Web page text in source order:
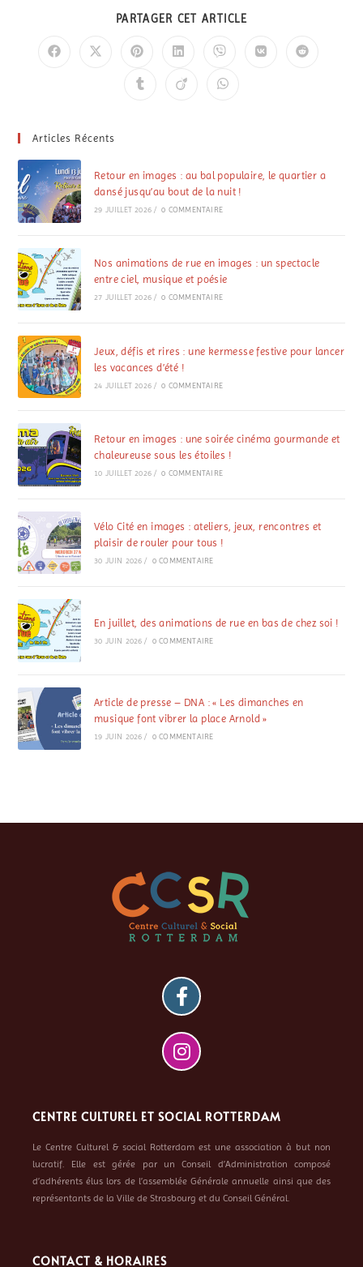
PARTAGER CET ARTICLE
Articles Récents
Retour en images : au bal populaire, le quartier a
dansé jusqu’au bout de la nuit !
29 JUILLET 2026 / 0 COMMENTAIRE
Nos animations de rue en images : un spectacle
entre ciel, musique et poésie
27 JUILLET 2026 / 0 COMMENTAIRE
Jeux, défis et rires : une kermesse festive pour lancer
les vacances d’été !
24 JUILLET 2026 / 0 COMMENTAIRE
Retour en images : une soirée cinéma gourmande et
chaleureuse sous les étoiles !
10 JUILLET 2026 / 0 COMMENTAIRE
Vélo Cité en images : ateliers, jeux, rencontres et
plaisir de rouler pour tous !
30 JUIN 2026 / 0 COMMENTAIRE
En juillet, des animations de rue en bas de chez soi !
30 JUIN 2026 / 0 COMMENTAIRE
Article de presse – DNA : « Les dimanches en
musique font vibrer la place Arnold »
19 JUIN 2026 / 0 COMMENTAIRE
CENTRE CULTUREL ET SOCIAL ROTTERDAM
Le Centre Culturel & social Rotterdam est une association à but non
lucratif. Elle est gérée par un Conseil d’Administration composé
d’adhérents élus lors de l’assemblée Générale annuelle ainsi que des
représentants de la Ville de Strasbourg et du Conseil Général.
CONTACT & HORAIRES